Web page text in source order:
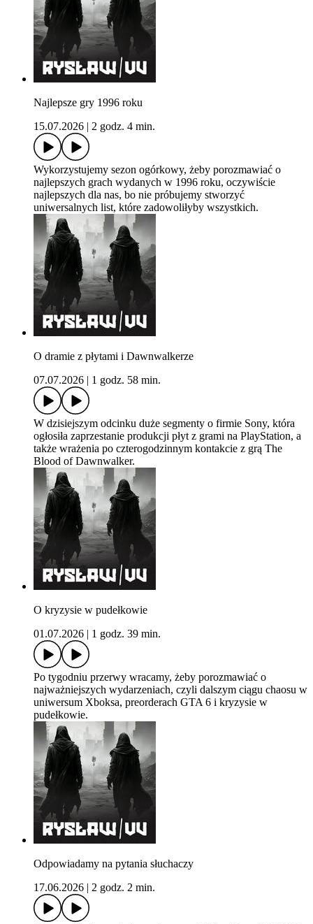
Najlepsze gry 1996 roku
15.07.2026
2 godz. 4 min.
Wykorzystujemy sezon ogórkowy, żeby porozmawiać o
najlepszych grach wydanych w 1996 roku, oczywiście
najlepszych dla nas, bo nie próbujemy stworzyć
uniwersalnych list, które zadowoliłyby wszystkich.
O dramie z płytami i Dawnwalkerze
07.07.2026
1 godz. 58 min.
W dzisiejszym odcinku duże segmenty o firmie Sony, która
ogłosiła zaprzestanie produkcji płyt z grami na PlayStation, a
także wrażenia po czterogodzinnym kontakcie z grą The
Blood of Dawnwalker.
O kryzysie w pudełkowie
01.07.2026
1 godz. 39 min.
Po tygodniu przerwy wracamy, żeby porozmawiać o
najważniejszych wydarzeniach, czyli dalszym ciągu chaosu w
uniwersum Xboksa, preorderach GTA 6 i kryzysie w
pudełkowie.
Odpowiadamy na pytania słuchaczy
17.06.2026
2 godz. 2 min.